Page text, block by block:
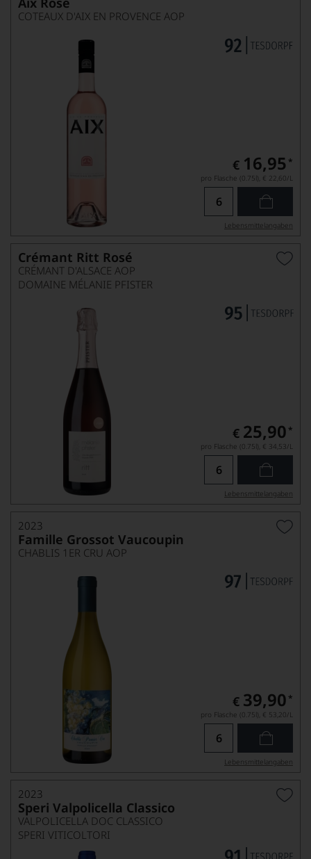
COTEAUX D'AIX EN PROVENCE AOP
€ 16,95 *
pro Flasche (0.75l), € 22,60/L
Lebensmittel­angaben
Crémant Ritt Rosé
CRÉMANT D'ALSACE AOP
DOMAINE MÉLANIE PFISTER
€ 25,90 *
pro Flasche (0.75l), € 34,53/L
Lebensmittel­angaben
2023
Famille Grossot Vaucoupin
CHABLIS 1ER CRU AOP
€ 39,90 *
pro Flasche (0.75l), € 53,20/L
Lebensmittel­angaben
2023
Speri Valpolicella Classico
VALPOLICELLA DOC CLASSICO
SPERI VITICOLTORI